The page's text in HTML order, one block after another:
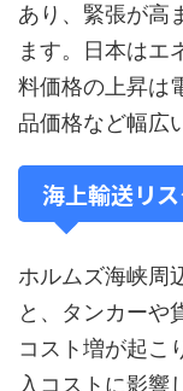
あり、緊張が高
ます。日本はエ
料価格の上昇は
品価格など幅広
海上輸送リ
ホルムズ海峡周
と、タンカーや
コスト増が起こ
入コストに影響